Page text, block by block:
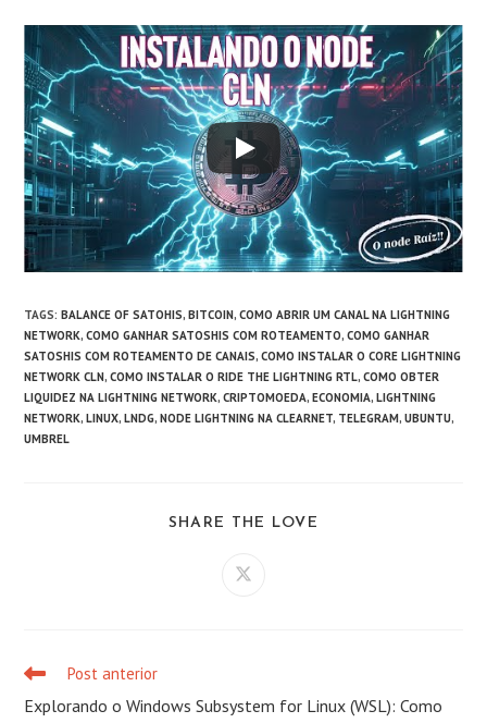
TAGS:BALANCE OF SATOHIS, BITCOIN, COMO ABRIR UM CANAL NA LIGHTNING
NETWORK, COMO GANHAR SATOSHIS COM ROTEAMENTO, COMO GANHAR
SATOSHIS COM ROTEAMENTO DE CANAIS, COMO INSTALAR O CORE LIGHTNING
NETWORK CLN, COMO INSTALAR O RIDE THE LIGHTNING RTL, COMO OBTER
LIQUIDEZ NA LIGHTNING NETWORK, CRIPTOMOEDA, ECONOMIA, LIGHTNING
NETWORK, LINUX, LNDG, NODE LIGHTNING NA CLEARNET, TELEGRAM, UBUNTU,
UMBREL
SHARE THE LOVE
Abre
Leia
artigos
Post anterior
Explorando o Windows Subsystem for Linux (WSL): Como